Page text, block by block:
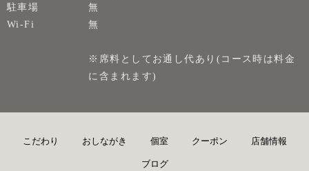
駐車場
無
Wi-Fi
無
※席料としてお通し代あり(コース時は料金
に含まれます)
こだわり おしながき 個室 クーポン 店舗情報
ブログ